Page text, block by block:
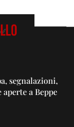
segnalazioni,
a Beppe